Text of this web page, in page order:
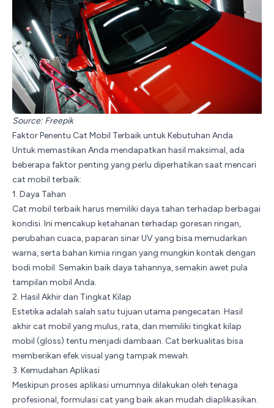
Source: Freepik
Faktor Penentu Cat Mobil Terbaik untuk Kebutuhan Anda
Untuk memastikan Anda mendapatkan hasil maksimal, ada
beberapa faktor penting yang perlu diperhatikan saat mencari
cat mobil terbaik:
1. Daya Tahan
Cat mobil terbaik harus memiliki daya tahan terhadap berbagai
kondisi. Ini mencakup ketahanan terhadap goresan ringan,
perubahan cuaca, paparan sinar UV yang bisa memudarkan
warna, serta bahan kimia ringan yang mungkin kontak dengan
bodi mobil. Semakin baik daya tahannya, semakin awet pula
tampilan mobil Anda.
2. Hasil Akhir dan Tingkat Kilap
Estetika adalah salah satu tujuan utama pengecatan. Hasil
akhir cat mobil yang mulus, rata, dan memiliki tingkat kilap
mobil (gloss) tentu menjadi dambaan. Cat berkualitas bisa
memberikan efek visual yang tampak mewah.
3. Kemudahan Aplikasi
Meskipun proses aplikasi umumnya dilakukan oleh tenaga
profesional, formulasi cat yang baik akan mudah diaplikasikan.